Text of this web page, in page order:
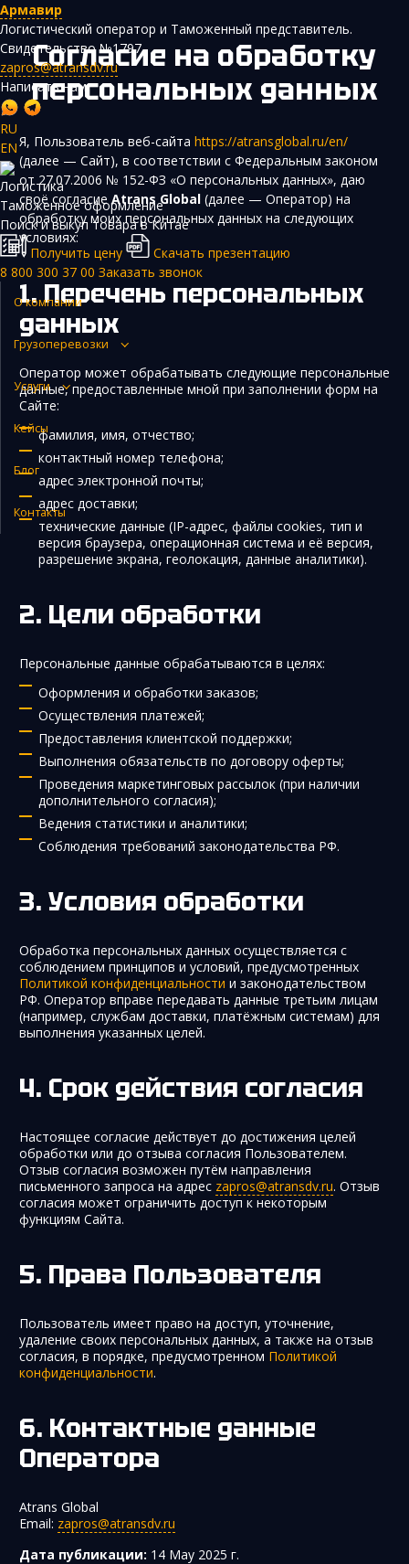
Армавир
Логистический оператор и Таможенный представитель.
Свидетельство №1797
zapros@atransdv.ru
Написать нам
RU
EN
Логистика
Таможенное оформление
Поиск и выкуп товара в Китае
Получить цену
Скачать презентацию
8 800 300 37 00 Заказать звонок
О компании
Грузоперевозки
Услуги
Кейсы
Блог
Контакты
Перевозки автотранспортом из Китая
Авиаперевозки из Китая
Железнодорожные перевозки из Китая
Контейнерные перевозки из Китая
Морские грузоперевозки из Китая
Негабаритные и многотоннажные грузы из Китая
Сборные грузы из Китая
Закупка и поставка товаров из Китая
Поиск поставщика в Китае
Таможенное оформление
Согласие на обработку
персональных данных
Я, Пользователь веб-сайта https://atransglobal.ru/en/
(далее — Сайт), в соответствии с Федеральным законом
от 27.07.2006 № 152-ФЗ «О персональных данных», даю
своё согласиеAtrans Global (далее — Оператор) на
обработку моих персональных данных на следующих
условиях:
Перечень персональных
данных
Оператор может обрабатывать следующие персональные
данные, предоставленные мной при заполнении форм на
Сайте:
фамилия, имя, отчество;
контактный номер телефона;
адрес электронной почты;
адрес доставки;
технические данные (IP-адрес, файлы cookies, тип и
версия браузера, операционная система и её версия,
разрешение экрана, геолокация, данные аналитики).
Цели обработки
Персональные данные обрабатываются в целях:
Оформления и обработки заказов;
Осуществления платежей;
Предоставления клиентской поддержки;
Выполнения обязательств по договору оферты;
Проведения маркетинговых рассылок (при наличии
дополнительного согласия);
Ведения статистики и аналитики;
Соблюдения требований законодательства РФ.
Условия обработки
Обработка персональных данных осуществляется с
соблюдением принципов и условий, предусмотренных
Политикой конфиденциальности и законодательством
РФ. Оператор вправе передавать данные третьим лицам
(например, службам доставки, платёжным системам) для
выполнения указанных целей.
Срок действия согласия
Настоящее согласие действует до достижения целей
обработки или до отзыва согласия Пользователем.
Отзыв согласия возможен путём направления
письменного запроса на адрес zapros@atransdv.ru. Отзыв
согласия может ограничить доступ к некоторым
функциям Сайта.
Права Пользователя
Пользователь имеет право на доступ, уточнение,
удаление своих персональных данных, а также на отзыв
согласия, в порядке, предусмотренном Политикой
конфиденциальности.
Контактные данные
Оператора
Atrans Global
Email: zapros@atransdv.ru
Дата публикации: 14 May 2025 г.